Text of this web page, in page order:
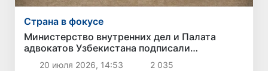
Страна в фокусе
Министерство внутренних дел и Палата
адвокатов Узбекистана подписали
меморандум о сотрудничестве
20 июля 2026, 14:53 2 035